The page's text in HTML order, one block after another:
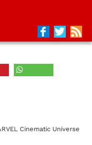
Cinematic Universe